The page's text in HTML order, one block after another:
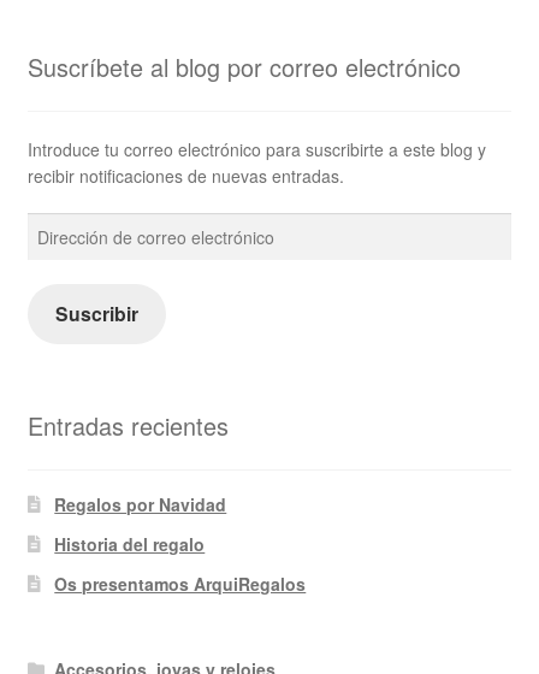
Suscríbete al blog por correo electrónico
Introduce tu correo electrónico para suscribirte a este blog y
recibir notificaciones de nuevas entradas.
de
electrónico
Suscribir
Entradas recientes
Regalos por Navidad
Historia del regalo
Os presentamos ArquiRegalos